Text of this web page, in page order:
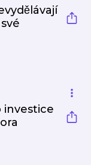
investice